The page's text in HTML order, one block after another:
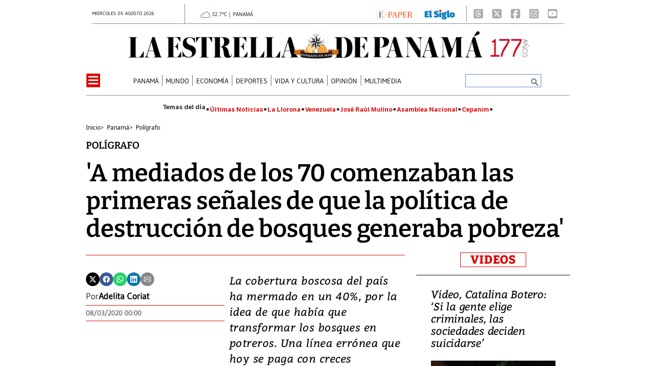
MIÉRCOLES 05 AGOSTO 2026 32.7°C | PANAMÁ
PANAMÁ MUNDO ECONOMÍA DEPORTES VIDA Y CULTURA OPINIÓN MULTIMEDIA
Últimas Noticias La Llorona Venezuela José Raúl Mulino Asamblea Nacional Cepanim
Inicio> Panamá> Polígrafo
POLÍGRAFO
'A mediados de los 70 comenzaban las
primeras señales de que la política de
destrucción de bosques generaba pobreza'
PorAdelita Coriat
08/03/2020 00:00
La cobertura boscosa del país
ha mermado en un 40%, por la
idea de que había que
transformar los bosques en
potreros. Una línea errónea que
hoy se paga con creces
VIDEOS
Video, Japón: Terremoto
deja heridos y graves
daños en Kumamoto
Video, Catalina Botero:
‘Si la gente elige
criminales, las
sociedades deciden
suicidarse’